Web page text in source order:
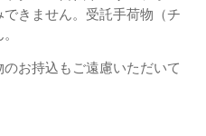
きません。受託手荷物（チ
お持込もご遠慮いただいて